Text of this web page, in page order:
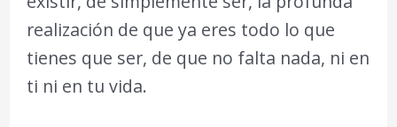
realización de que ya eres todo lo que
tienes que ser, de que no falta nada, ni en
ti ni en tu vida.